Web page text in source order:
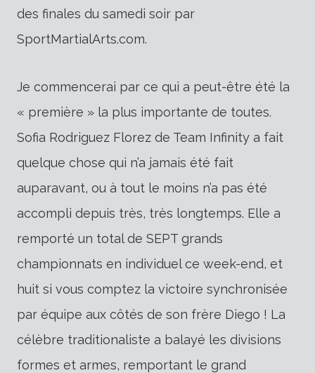
des finales du samedi soir par
SportMartialArts.com.
Je commencerai par ce qui a peut-être été la
« première » la plus importante de toutes.
Sofia Rodriguez Florez de Team Infinity a fait
quelque chose qui n’a jamais été fait
auparavant, ou à tout le moins n’a pas été
accompli depuis très, très longtemps. Elle a
remporté un total de SEPT grands
championnats en individuel ce week-end, et
huit si vous comptez la victoire synchronisée
par équipe aux côtés de son frère Diego ! La
célèbre traditionaliste a balayé les divisions
formes et armes, remportant le grand